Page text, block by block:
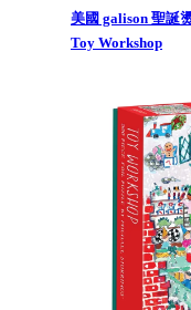
美國 galison 聖誕
Toy Workshop